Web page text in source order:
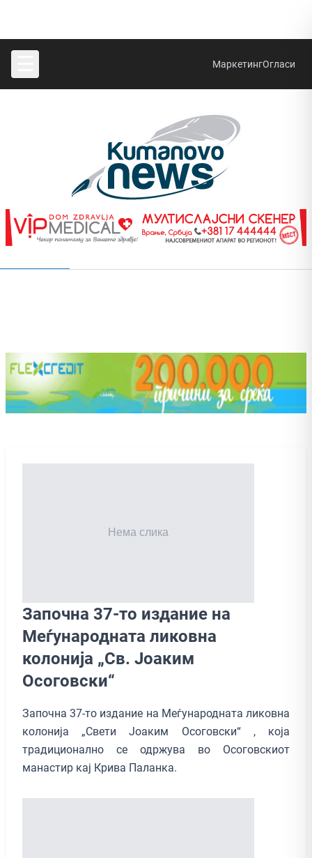
МаркетингОгласи
Започна 37-то издание на
Меѓународната ликовна
колонија „Св. Јоаким
Осоговски“
Започна 37-то издание на Меѓународната ликовна
колонија „Свети Јоаким Осоговски“ , која
традиционално се одржува во Осоговскиот
манастир кај Крива Паланка.